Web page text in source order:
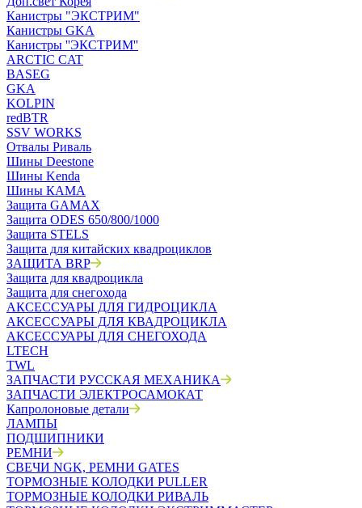
Канистры "ЭКСТРИМ"
Канистры GKA
Канистры ''ЭКСТРИМ''
ARCTIC CAT
BASEG
GKA
KOLPIN
redBTR
SSV WORKS
Отвалы Риваль
Шины Deestone
Шины Kenda
Шины КАМА
Защита GAMAX
Защита ODES 650/800/1000
Защита STELS
Защита для китайских квадроциклов
ЗАЩИТА BRP
Защита для квадроцикла
Защита для снегохода
АКСЕССУАРЫ ДЛЯ ГИДРОЦИКЛА
АКСЕССУАРЫ ДЛЯ КВАДРОЦИКЛА
АКСЕССУАРЫ ДЛЯ СНЕГОХОДА
LTECH
TWL
ЗАПЧАСТИ РУССКАЯ МЕХАНИКА
ЗАПЧАСТИ ЭЛЕКТРОСАМОКАТ
Капролоновые детали
ЛАМПЫ
ПОДШИПНИКИ
РЕМНИ
СВЕЧИ NGK, РЕМНИ GATES
ТОРМОЗНЫЕ КОЛОДКИ PULLER
ТОРМОЗНЫЕ КОЛОДКИ РИВАЛЬ